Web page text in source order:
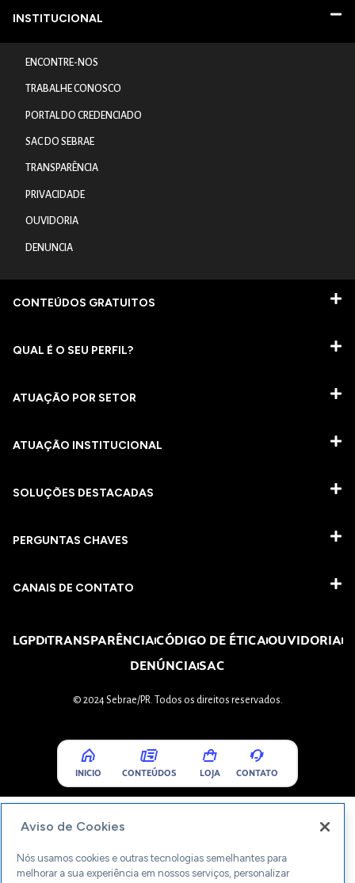
INSTITUCIONAL
ENCONTRE-NOS
TRABALHE CONOSCO
PORTAL DO CREDENCIADO
SAC DO SEBRAE
TRANSPARÊNCIA
PRIVACIDADE
OUVIDORIA
DENUNCIA
CONTEÚDOS GRATUITOS
QUAL É O SEU PERFIL?
ATUAÇÃO POR SETOR
ATUAÇÃO INSTITUCIONAL
SOLUÇÕES DESTACADAS
PERGUNTAS CHAVES​
CANAIS DE CONTATO
LGPDTRANSPARÊNCIACÓDIGO DE ÉTICAOUVIDORIA
DENÚNCIASAC
© 2024 Sebrae/PR. Todos os direitos reservados.
INICIO CONTEÚDOS LOJA CONTATO
Aviso de Cookies
Nós usamos cookies e outras tecnologias semelhantes para
melhorar a sua experiência em nossos serviços, personalizar